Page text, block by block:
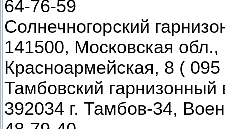
64-76-59
Солнечногорский
141500, Московская обл.,
Красноармейская, 8 (
Тамбовский гарнизонный
392034 г. Тамбов-34,